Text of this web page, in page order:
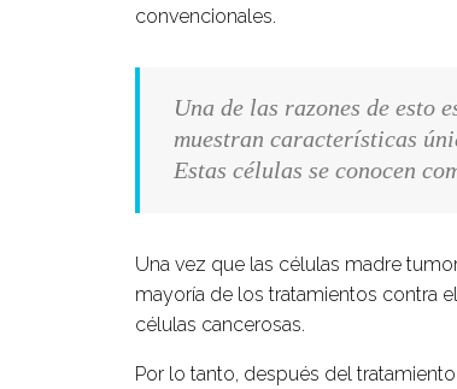
convencionales.
Una de las razones de esto
muestran características
Estas células se conocen
Una vez que las células madre
mayoría de los tratamientos contra
células cancerosas.
Por lo tanto, después del